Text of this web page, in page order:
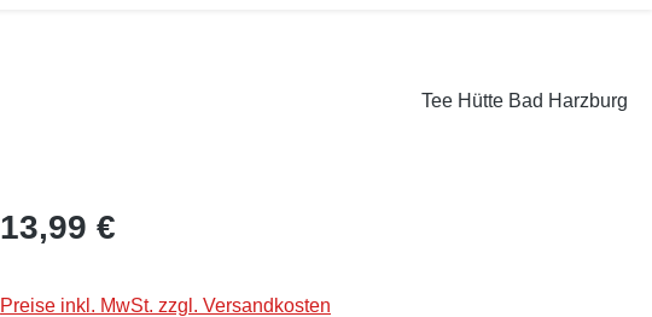
Tee Hütte Bad Harzburg
Regulärer Preis:
13,99 €
Preise inkl. MwSt. zzgl. Versandkosten